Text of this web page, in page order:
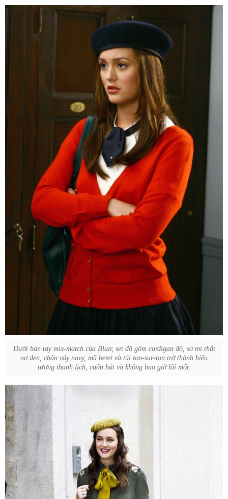
Dưới bàn tay mix-match của Blair, set đồ gồm cardigan đỏ, sơ mi thắt
nơ đen, chân váy navy, mũ beret và túi ton-sur-ton trở thành biểu
tượng thanh lịch, cuốn hút và không bao giờ lỗi mốt.